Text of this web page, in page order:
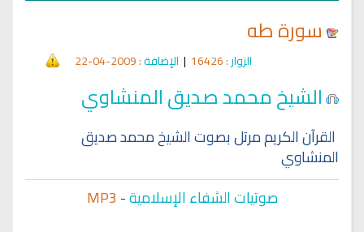
سورة طه
الزوار: 16426
| الإضافة: 2009-04-22
الشيخ محمد صديق المنشاوي
القرآن الكريم مرتل بصوت الشيخ محمد صديق
المنشاوي
صوتيات الشفاء الإسلامية-
MP3